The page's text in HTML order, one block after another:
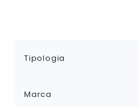
Tipologia
Marca